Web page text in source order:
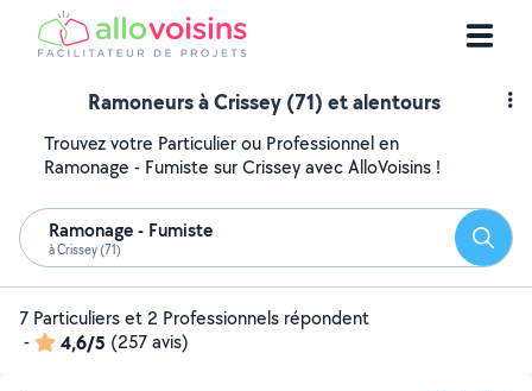
Ramoneurs à Crissey (71) et alentours
Trouvez votre Particulier ou Professionnel en
Ramonage - Fumiste sur Crissey avec AlloVoisins !
Ramonage - Fumiste
à Crissey (71)
7 Particuliers et 2 Professionnels répondent
-
4,6/5 (257 avis)